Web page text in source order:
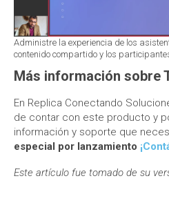
Administre la experiencia de los
contenido compartido y los
Más información sobre
En Replica Conectando
de contar con este producto y
información y soporte que
especial por lanzamiento
Este artículo fue tomado de su